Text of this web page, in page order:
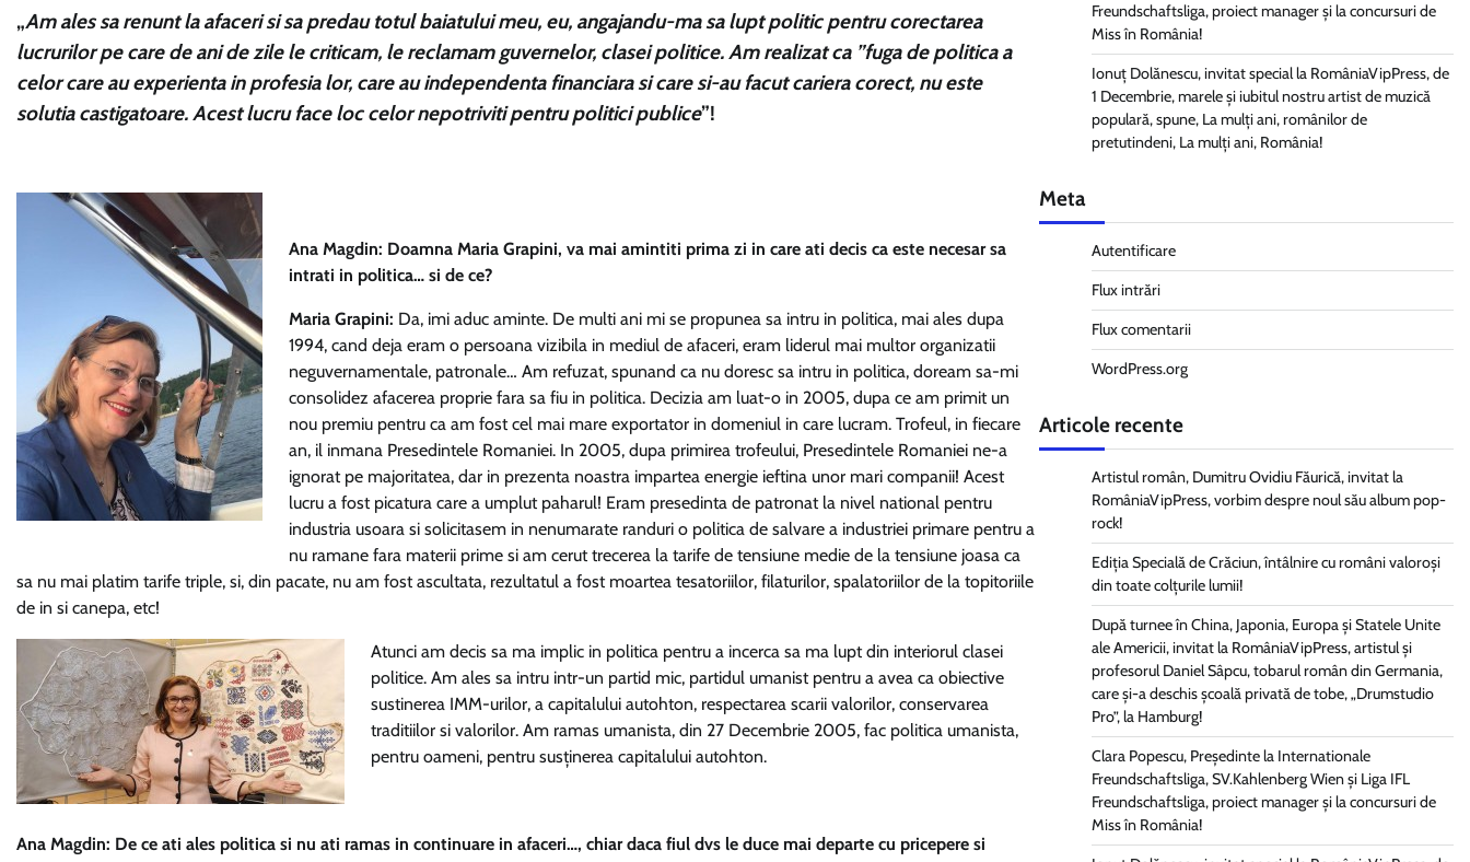
„Am ales sa renunt la afaceri si sa predau totul baiatului meu, eu, angajandu-ma sa lupt politic pentru corectarea
lucrurilor pe care de ani de zile le criticam, le reclamam guvernelor, clasei politice. Am realizat ca ”fuga de politica a
celor care au experienta in profesia lor, care au independenta financiara si care si-au facut cariera corect, nu este
solutia castigatoare. Acest lucru face loc celor nepotriviti pentru politici publice”!
Ana Magdin: Doamna Maria Grapini, va mai amintiti prima zi in care ati decis ca este necesar sa
intrati in politica… si de ce?
Maria Grapini: Da, imi aduc aminte. De multi ani mi se propunea sa intru in politica, mai ales dupa
1994, cand deja eram o persoana vizibila in mediul de afaceri, eram liderul mai multor organizatii
neguvernamentale, patronale… Am refuzat, spunand ca nu doresc sa intru in politica, doream sa-mi
consolidez afacerea proprie fara sa fiu in politica. Decizia am luat-o in 2005, dupa ce am primit un
nou premiu pentru ca am fost cel mai mare exportator in domeniul in care lucram. Trofeul, in fiecare
an, il inmana Presedintele Romaniei. In 2005, dupa primirea trofeului, Presedintele Romaniei ne-a
ignorat pe majoritatea, dar in prezenta noastra impartea energie ieftina unor mari companii! Acest
lucru a fost picatura care a umplut paharul! Eram presedinta de patronat la nivel national pentru
industria usoara si solicitasem in nenumarate randuri o politica de salvare a industriei primare pentru a
nu ramane fara materii prime si am cerut trecerea la tarife de tensiune medie de la tensiune joasa ca
sa nu mai platim tarife triple, si, din pacate, nu am fost ascultata, rezultatul a fost moartea tesatoriilor, filaturilor, spalatoriilor de la topitoriile
de in si canepa, etc!
Atunci am decis sa ma implic in politica pentru a incerca sa ma lupt din interiorul clasei
politice. Am ales sa intru intr-un partid mic, partidul umanist pentru a avea ca obiective
sustinerea IMM-urilor, a capitalului autohton, respectarea scarii valorilor, conservarea
traditiilor si valorilor. Am ramas umanista, din 27 Decembrie 2005, fac politica umanista,
pentru oameni, pentru susținerea capitalului autohton.
Ana Magdin: De ce ati ales politica si nu ati ramas in continuare in afaceri…, chiar daca fiul dvs le duce mai departe cu pricepere si
Freundschaftsliga, proiect manager și la concursuri de
Miss în România!
Ionuț Dolănescu, invitat special la RomâniaVipPress, de
1 Decembrie, marele și iubitul nostru artist de muzică
populară, spune, La mulți ani, românilor de
pretutindeni, La mulți ani, România!
Meta
Autentificare
Flux intrări
Flux comentarii
WordPress.org
Articole recente
Artistul român, Dumitru Ovidiu Făurică, invitat la
RomâniaVipPress, vorbim despre noul său album pop-
rock!
Ediția Specială de Crăciun, întâlnire cu români valoroși
din toate colțurile lumii!
După turnee în China, Japonia, Europa și Statele Unite
ale Americii, invitat la RomâniaVipPress, artistul și
profesorul Daniel Sâpcu, tobarul român din Germania,
care și-a deschis școală privată de tobe, „Drumstudio
Pro”, la Hamburg!
Clara Popescu, Președinte la Internationale
Freundschaftsliga, SV.Kahlenberg Wien şi Liga IFL
Freundschaftsliga, proiect manager și la concursuri de
Miss în România!